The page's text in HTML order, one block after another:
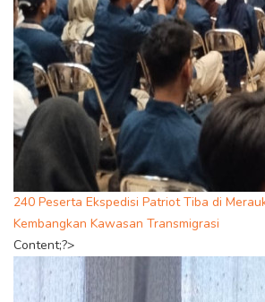
240 Peserta Ekspedisi Patriot Tiba di
Kembangkan Kawasan Transmigrasi
Content;?>